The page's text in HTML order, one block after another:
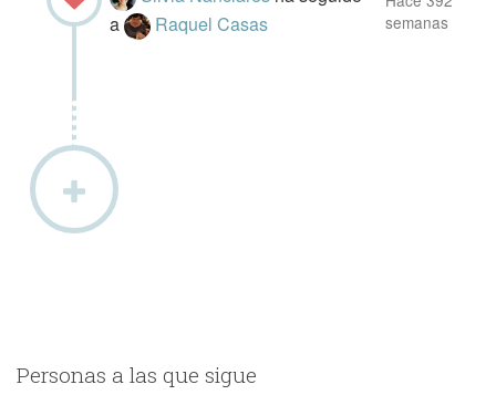
a
Raquel Casas
semanas
Personas a las que sigue